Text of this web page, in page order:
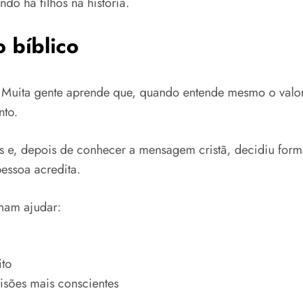
bíblico
gente aprende que, quando entende mesmo o
depois de conhecer a mensagem cristã, decidiu
acredita.
ajudar:
mais conscientes